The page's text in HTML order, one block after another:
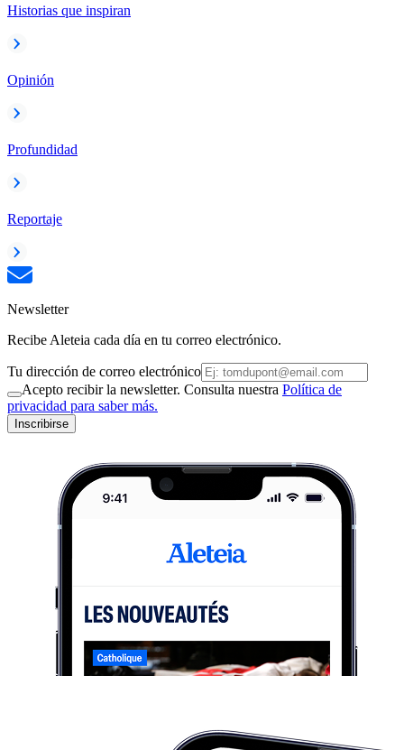
Historias que inspiran
Opinión
Profundidad
Reportaje
Newsletter
Recibe Aleteia cada día en tu correo electrónico.
Tu dirección de correo electrónico
Acepto recibir la newsletter. Consulta nuestra Política de
privacidad para saber más.
Inscribirse